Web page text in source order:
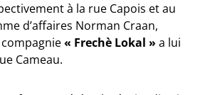
à la rue Capois et au
d’affaires Norman Craan,
« Frechè Lokal » a lui
Cameau.